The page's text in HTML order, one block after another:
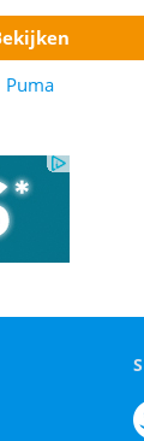
bekijken
Puma